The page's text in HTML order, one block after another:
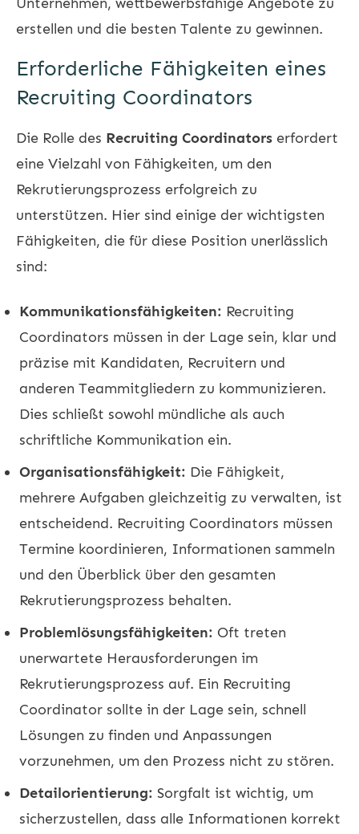
erstellen und die besten Talente zu gewinnen.
Erforderliche Fähigkeiten eines
Recruiting Coordinators
Die Rolle des Recruiting Coordinators erfordert
eine Vielzahl von Fähigkeiten, um den
Rekrutierungsprozess erfolgreich zu
unterstützen. Hier sind einige der wichtigsten
Fähigkeiten, die für diese Position unerlässlich
sind:
Kommunikationsfähigkeiten: Recruiting
Coordinators müssen in der Lage sein, klar und
präzise mit Kandidaten, Recruitern und
anderen Teammitgliedern zu kommunizieren.
Dies schließt sowohl mündliche als auch
schriftliche Kommunikation ein.
Organisationsfähigkeit: Die Fähigkeit,
mehrere Aufgaben gleichzeitig zu verwalten, ist
entscheidend. Recruiting Coordinators müssen
Termine koordinieren, Informationen sammeln
und den Überblick über den gesamten
Rekrutierungsprozess behalten.
Problemlösungsfähigkeiten: Oft treten
unerwartete Herausforderungen im
Rekrutierungsprozess auf. Ein Recruiting
Coordinator sollte in der Lage sein, schnell
Lösungen zu finden und Anpassungen
vorzunehmen, um den Prozess nicht zu stören.
Detailorientierung: Sorgfalt ist wichtig, um
sicherzustellen, dass alle Informationen korrekt